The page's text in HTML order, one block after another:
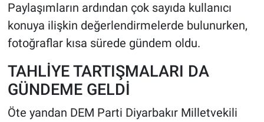
Paylaşımların ardından çok sayıda kullanıcı
konuya ilişkin değerlendirmelerde bulunurken,
fotoğraflar kısa sürede gündem oldu.
TAHLİYE TARTIŞMALARI DA
GÜNDEME GELDİ
Öte yandan DEM Parti Diyarbakır Milletvekili